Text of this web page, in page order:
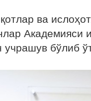
ва
Академияси
учрашув бўлиб